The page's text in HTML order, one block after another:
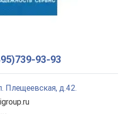
93-93
Плещеевская, д.42.